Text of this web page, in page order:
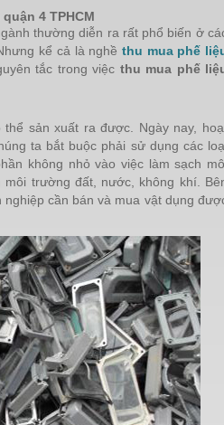
4 TPHCM
thường diễn ra rất phổ biến ở
kể cả là nghề thu mua phế
tắc trong việc thu mua phế
sản xuất ra được. Ngày nay,
ta bắt buộc phải sử dụng các
không nhỏ vào việc làm sạch
trường đất, nước, không khí.
cần bán và mua vật dụng